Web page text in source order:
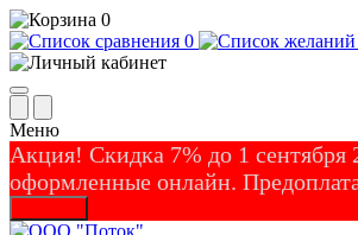
0
0
Меню
Акция! Скидка 7% до 1 сентября
оформленные онлайн.